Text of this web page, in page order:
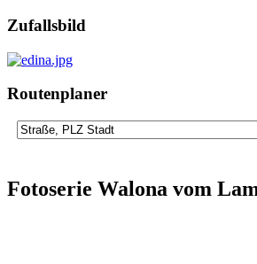
Zufallsbild
Routenplaner
Fotoserie Walona vom